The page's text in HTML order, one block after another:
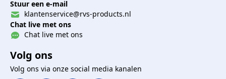
Stuur een e-mail
klantenservice@rvs-products.nl
Chat live met ons
Chat live met ons
Volg ons
Volg ons via onze social media kanalen